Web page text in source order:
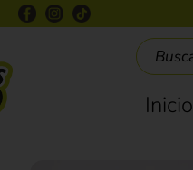
Inicio